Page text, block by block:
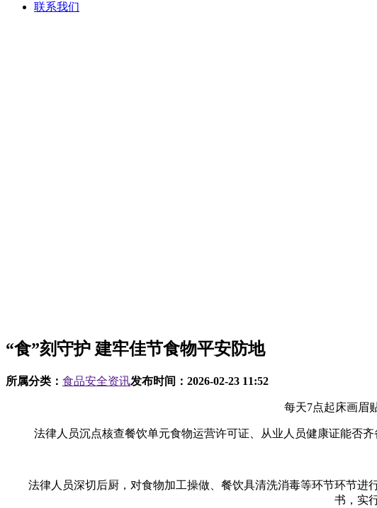
联系我们
“食”刻守护 建牢佳节食物平安防地
所属分类： 食品安全资讯发布时间： 2026-02-23 11:52
每天7点起床画眉贴
法律人员沉点核查餐饮单元食物运营许可证、从业人员健康证能否齐
法律人员深切后厨，对食物加工操做、餐饮具清洗消毒等环节环节进
书，实